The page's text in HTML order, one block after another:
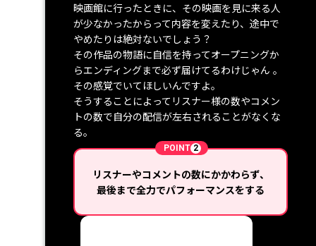
映画館に行ったときに、その映画を見に来る人
が少なかったからって内容を変えたり、途中で
やめたりは絶対ないでしょう？
その作品の物語に自信を持ってオープニングか
らエンディングまで必ず届けてるわけじゃん 。
その感覚でいてほしいんですよ。
そうすることによってリスナー様の数やコメン
トの数で自分の配信が左右されることがなくな
る。
リスナーやコメントの数にかかわらず、
最後まで全力でパフォーマンスをする
POINT 2